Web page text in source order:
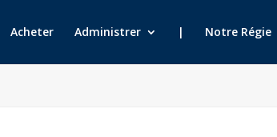
Acheter Administrer | Notre Régie